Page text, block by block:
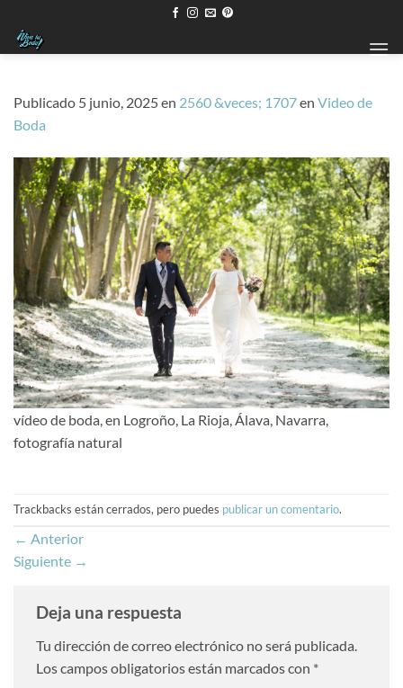
contenido
Publicado 5 junio, 2025en 2560 &veces; 1707en Video de
Boda
vídeo de boda, en Logroño, La Rioja, Álava, Navarra,
fotografía natural
Trackbacks están cerrados, pero puedes publicar un comentario.
← Anterior
Siguiente →
Deja una respuesta
Tu dirección de correo electrónico no será publicada.
Los campos obligatorios están marcados con *